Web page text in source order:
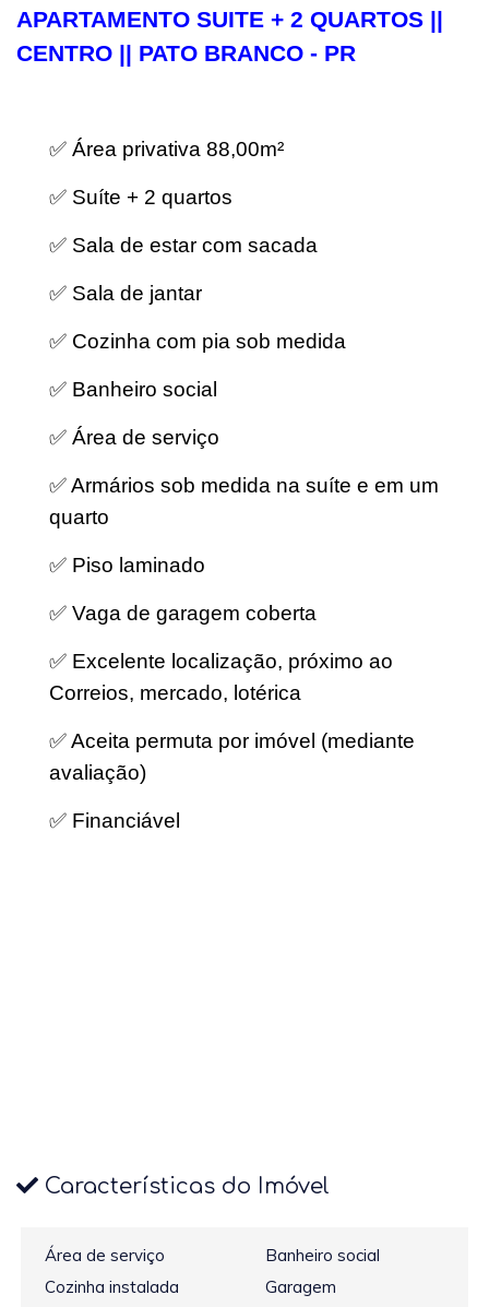
APARTAMENTO SUITE + 2 QUARTOS ||
CENTRO || PATO BRANCO - PR
✅ Área privativa 88,00m²
✅ Suíte + 2 quartos
✅ Sala de estar com sacada
✅ Sala de jantar
✅ Cozinha com pia sob medida
✅ Banheiro social
✅ Área de serviço
✅ Armários sob medida na suíte e em um
quarto
✅ Piso laminado
✅ Vaga de garagem coberta
✅ Excelente localização, próximo ao
Correios, mercado, lotérica
✅ Aceita permuta por imóvel (mediante
avaliação)
✅ Financiável
Características do Imóvel
Área de serviço
Banheiro social
Cozinha instalada
Garagem